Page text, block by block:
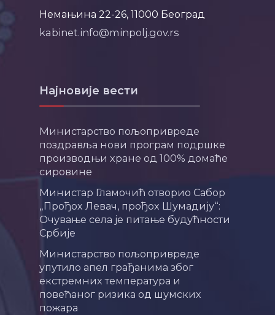
Немањина 22-26, 11000 Београд
kabinet.info@minpolj.gov.rs
Најновије вести
Министарство пољопривреде
поздравља нови програм подршке
производњи хране од 100% домаће
сировине
Министар Гламочић отворио Сабор
„Прођох Левач, прођох Шумадију“:
Очување села је питање будућности
Србије
Министарство пољопривреде
упутило апел грађанима због
екстремних температура и
повећаног ризика од шумских
пожара